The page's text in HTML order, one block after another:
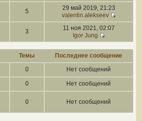
5
29 май 2019, 21:23
valentin.alekseev
3
11 ноя 2021, 02:07
Igor Jung
Темы Последнее сообщение
0 Нет сообщений
0 Нет сообщений
0 Нет сообщений